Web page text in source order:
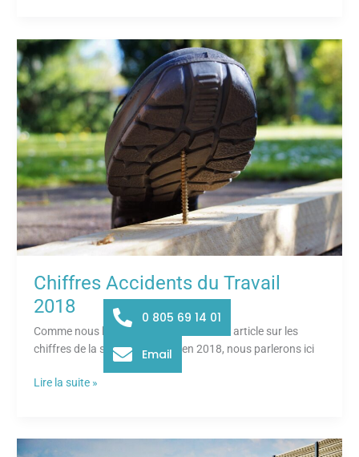
Chiffres Accidents du Travail
2018
Comme nous l’avons déjà vu dans notre article sur les
chiffres de la sécurité routière en 2018, nous parlerons ici
Chiffres
Accidents
du
Travail
2018
Lire la suite »
0 805 69 14 01
Email